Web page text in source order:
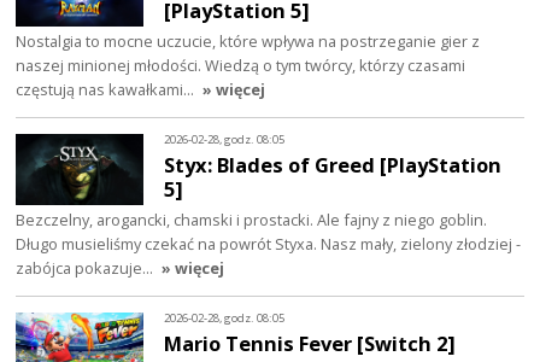
[PlayStation 5]
Nostalgia to mocne uczucie, które wpływa na postrzeganie gier z
naszej minionej młodości. Wiedzą o tym twórcy, którzy czasami
częstują nas kawałkami… » więcej
2026-02-28, godz. 08:05
Styx: Blades of Greed [PlayStation
5]
Bezczelny, arogancki, chamski i prostacki. Ale fajny z niego goblin.
Długo musieliśmy czekać na powrót Styxa. Nasz mały, zielony złodziej -
zabójca pokazuje… » więcej
2026-02-28, godz. 08:05
Mario Tennis Fever [Switch 2]